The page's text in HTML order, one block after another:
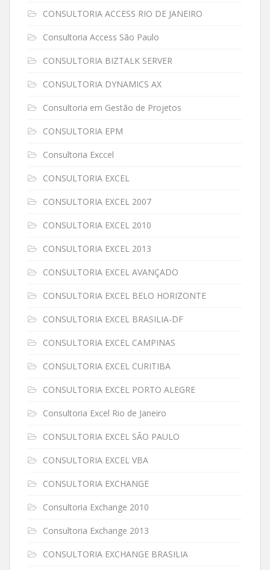
CONSULTORIA ACCESS RIO DE JANEIRO
Consultoria Access São Paulo
CONSULTORIA BIZTALK SERVER
CONSULTORIA DYNAMICS AX
Consultoria em Gestão de Projetos
CONSULTORIA EPM
Consultoria Exccel
CONSULTORIA EXCEL
CONSULTORIA EXCEL 2007
CONSULTORIA EXCEL 2010
CONSULTORIA EXCEL 2013
CONSULTORIA EXCEL AVANÇADO
CONSULTORIA EXCEL BELO HORIZONTE
CONSULTORIA EXCEL BRASILIA-DF
CONSULTORIA EXCEL CAMPINAS
CONSULTORIA EXCEL CURITIBA
CONSULTORIA EXCEL PORTO ALEGRE
Consultoria Excel Rio de Janeiro
CONSULTORIA EXCEL SÃO PAULO
CONSULTORIA EXCEL VBA
CONSULTORIA EXCHANGE
Consultoria Exchange 2010
Consultoria Exchange 2013
CONSULTORIA EXCHANGE BRASILIA